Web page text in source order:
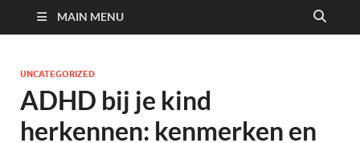
MAIN MENU
UNCATEGORIZED
ADHD bij je kind
herkennen: kenmerken en